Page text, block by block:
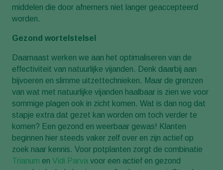
middelen die door afnemers niet langer geaccepteerd
worden.
Gezond wortelstelsel
Daarnaast werken we aan het optimaliseren van de
effectiviteit van natuurlijke vijanden. Denk daarbij aan
bijvoeren en slimme uitzettechnieken. Maar de grenzen
van wat met natuurlijke vijanden haalbaar is zien we voor
sommige plagen ook in zicht komen. Wat is dan nog dat
stapje extra dat gezet kan worden om toch verder te
komen? Een gezond en weerbaar gewas! Klanten
beginnen hier steeds vaker zelf over en zijn actief op
zoek naar kennis. Voor potplanten zorgt de combinatie
Trianum en Vidi Parva voor een actief en gezond